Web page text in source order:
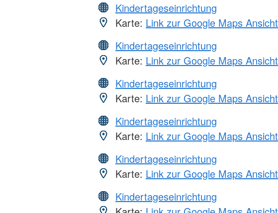
Kindertageseinrichtung
Karte: Link zur Google Maps Ansicht
Kindertageseinrichtung
Karte: Link zur Google Maps Ansicht
Kindertageseinrichtung
Karte: Link zur Google Maps Ansicht
Kindertageseinrichtung
Karte: Link zur Google Maps Ansicht
Kindertageseinrichtung
Karte: Link zur Google Maps Ansicht
Kindertageseinrichtung